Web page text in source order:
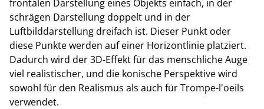
frontalen Darstellung eines Objekts einfach, in der
schrägen Darstellung doppelt und in der
Luftbilddarstellung dreifach ist. Dieser Punkt oder
diese Punkte werden auf einer Horizontlinie platziert.
Dadurch wird der 3D-Effekt für das menschliche Auge
viel realistischer, und die konische Perspektive wird
sowohl für den Realismus als auch für Trompe-l'oeils
verwendet.